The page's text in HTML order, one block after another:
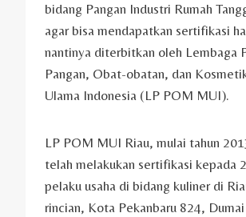
bidang Pangan Industri Rumah
agar bisa mendapatkan sertifikasi
nantinya diterbitkan oleh Lembaga
Pangan, Obat-obatan, dan
Ulama Indonesia (LP POM MUI).
LP POM MUI Riau, mulai tahun
telah melakukan sertifikasi kepada
pelaku usaha di bidang kuliner di
rincian, Kota Pekanbaru 824,